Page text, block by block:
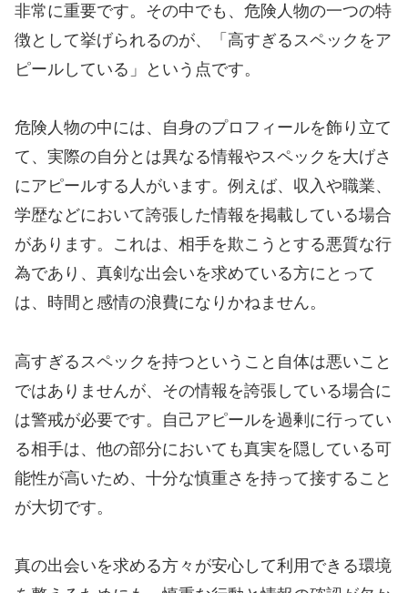
非常に重要です。その中でも、危険人物の一つの特
徴として挙げられるのが、「高すぎるスペックをア
ピールしている」という点です。
危険人物の中には、自身のプロフィールを飾り立て
て、実際の自分とは異なる情報やスペックを大げさ
にアピールする人がいます。例えば、収入や職業、
学歴などにおいて誇張した情報を掲載している場合
があります。これは、相手を欺こうとする悪質な行
為であり、真剣な出会いを求めている方にとって
は、時間と感情の浪費になりかねません。
高すぎるスペックを持つということ自体は悪いこと
ではありませんが、その情報を誇張している場合に
は警戒が必要です。自己アピールを過剰に行ってい
る相手は、他の部分においても真実を隠している可
能性が高いため、十分な慎重さを持って接すること
が大切です。
真の出会いを求める方々が安心して利用できる環境